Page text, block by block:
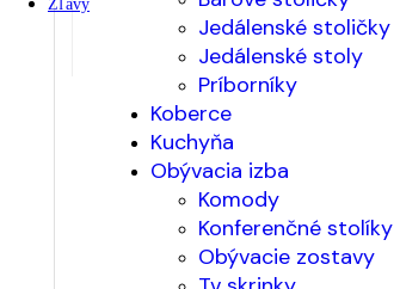
Jedálenské stoličky
Jedálenské stoly
Príborníky
Koberce
Kuchyňa
Obývacia izba
Komody
Konferenčné stolíky
Obývacie zostavy